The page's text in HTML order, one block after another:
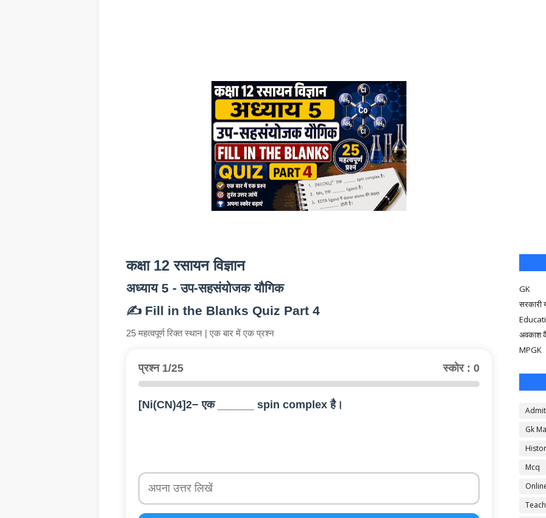
कक्षा 12 रसायन विज्ञान
अध्याय 5 - उप-सहसंयोजक यौगिक
✍️ Fill in the Blanks Quiz Part 4
25 महत्वपूर्ण रिक्त स्थान | एक बार में एक प्रश्न
प्रश्न 1/25 स्कोर : 0
[Ni(CN)4]2− एक ______ spin complex है।
GK
सरकारी
अवकाश
MPGK
Gk
Mcq